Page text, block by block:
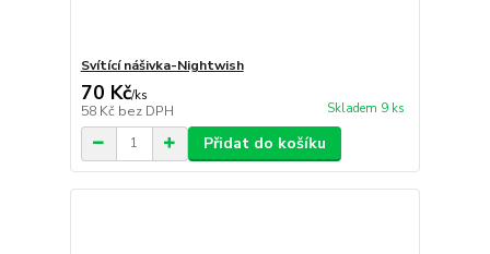
Svítící nášivka-Nightwish
70 Kč/ks
58 Kč bez DPH Skladem 9 ks
Přidat do košíku